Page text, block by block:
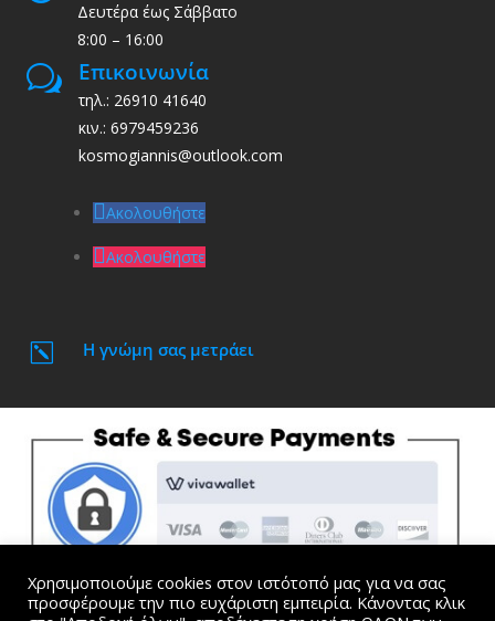
Δευτέρα έως Σάββατο
8:00 – 16:00
w Επικοινωνία
τηλ.: 26910 41640
κιν.: 6979459236
kosmogiannis@outlook.com
Ακολουθήστε
Ακολουθήστε
k Η γνώμη σας μετράει
Χρησιμοποιούμε cookies στον ιστότοπό μας για να σας
προσφέρουμε την πιο ευχάριστη εμπειρία. Κάνοντας κλικ